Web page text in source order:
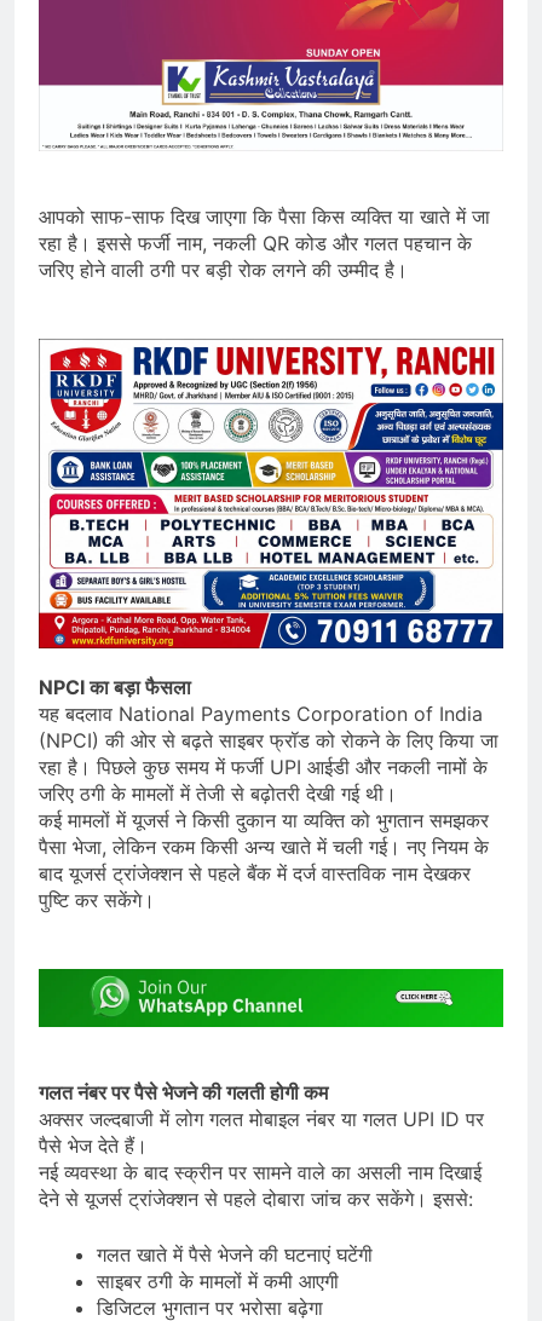
आपको साफ-साफ दिख जाएगा कि पैसा किस व्यक्ति या खाते में जा
रहा है। इससे फर्जी नाम, नकली QR कोड और गलत पहचान के
जरिए होने वाली ठगी पर बड़ी रोक लगने की उम्मीद है।
NPCI का बड़ा फैसला
यह बदलाव National Payments Corporation of India
(NPCI) की ओर से बढ़ते साइबर फ्रॉड को रोकने के लिए किया जा
रहा है। पिछले कुछ समय में फर्जी UPI आईडी और नकली नामों के
जरिए ठगी के मामलों में तेजी से बढ़ोतरी देखी गई थी।
कई मामलों में यूजर्स ने किसी दुकान या व्यक्ति को भुगतान समझकर
पैसा भेजा, लेकिन रकम किसी अन्य खाते में चली गई। नए नियम के
बाद यूजर्स ट्रांजेक्शन से पहले बैंक में दर्ज वास्तविक नाम देखकर
पुष्टि कर सकेंगे।
गलत नंबर पर पैसे भेजने की गलती होगी कम
अक्सर जल्दबाजी में लोग गलत मोबाइल नंबर या गलत UPI ID पर
पैसे भेज देते हैं।
नई व्यवस्था के बाद स्क्रीन पर सामने वाले का असली नाम दिखाई
देने से यूजर्स ट्रांजेक्शन से पहले दोबारा जांच कर सकेंगे। इससे:
गलत खाते में पैसे भेजने की घटनाएं घटेंगी
साइबर ठगी के मामलों में कमी आएगी
डिजिटल भुगतान पर भरोसा बढ़ेगा